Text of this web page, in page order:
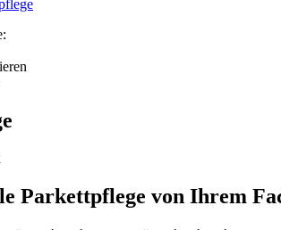
Parkettpflege von Ihrem